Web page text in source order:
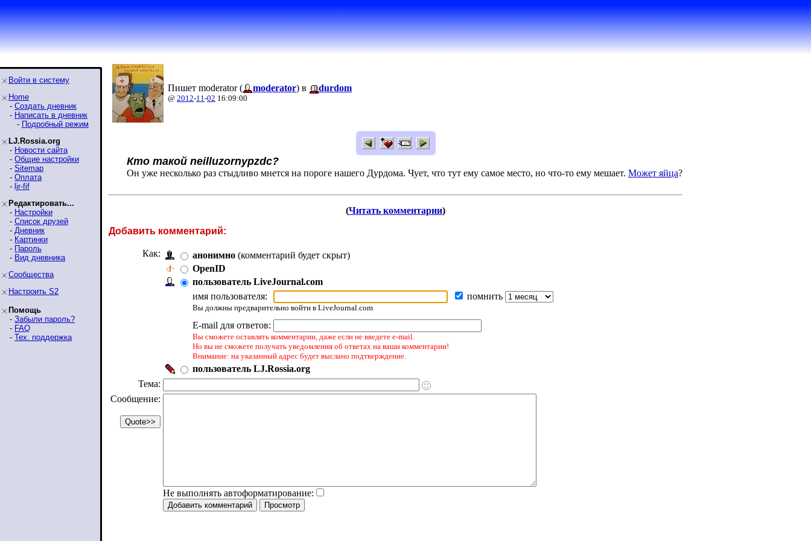
Войти в систему
Home
- Создать дневник
- Написать в дневник
- Подробный режим
LJ.Rossia.org
- Новости сайта
- Общие настройки
- Sitemap
- Оплата
- ljr-fif
Редактировать...
- Настройки
- Список друзей
- Дневник
- Картинки
- Пароль
- Вид дневника
Сообщества
Настроить S2
Помощь
- Забыли пароль?
- FAQ
- Тех. поддержка
Пишет moderator ( moderator) в durdom
@ 2012-11-02 16:09:00
Кто такой neilluzornypzdc?
Он уже несколько раз стыдливо мнется на пороге нашего Дурдома. Чует, что тут ему самое место, но что-то ему мешает. Может яйца?
(Читать комментарии)
Добавить комментарий:
Как: анонимно (комментарий будет скрыт)
OpenID
пользователь LiveJournal.com
имя пользователя:
помнить
Вы должны предварительно войти в LiveJournal.com
E-mail для ответов:
Вы сможете оставлять комментарии, даже если не введете e-mail.
Но вы не сможете получать уведомления об ответах на ваши комментарии!
Внимание: на указанный адрес будет выслано подтверждение.
пользователь LJ.Rossia.org
Тема:
Сообщение:
Не выполнять автоформатирование: